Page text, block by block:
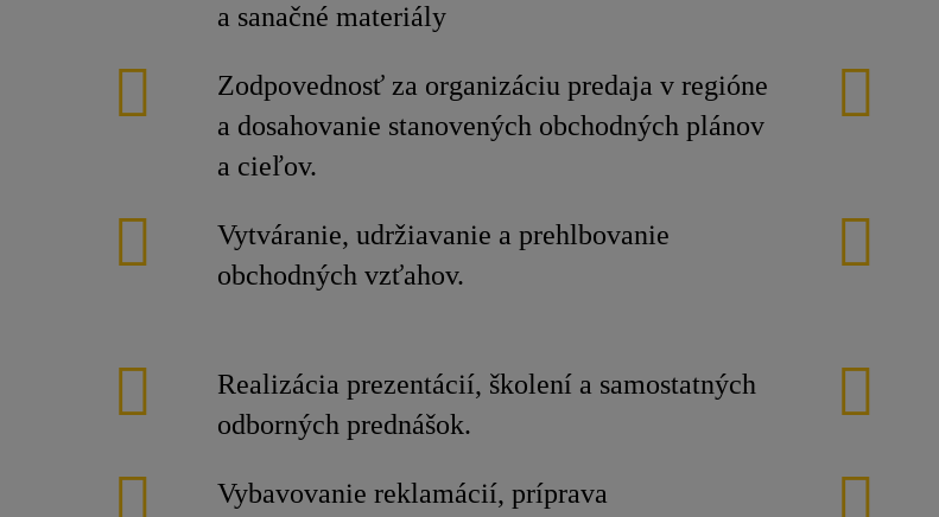
a sanačné materiály
Zodpovednosť za organizáciu predaja v regióne
a dosahovanie stanovených obchodných plánov
a cieľov.
Vytváranie, udržiavanie a prehlbovanie
obchodných vzťahov.
Realizácia prezentácií, školení a samostatných
odborných prednášok.
Vybavovanie reklamácií, príprava